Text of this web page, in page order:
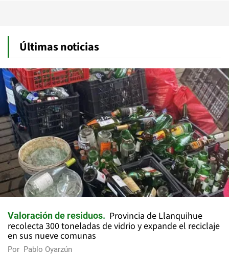
Últimas noticias
Valoración de residuos
Provincia de Llanquihue
recolecta 300 toneladas de vidrio y expande el reciclaje
en sus nueve comunas
Por Pablo Oyarzún